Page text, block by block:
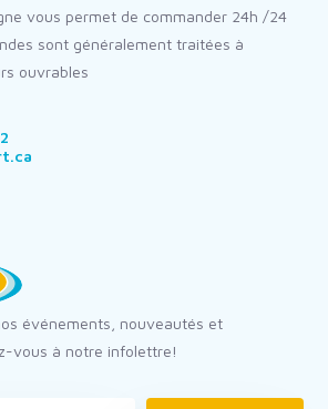
vous permet de commander 24h /24
sont généralement traitées à
ouvrables
événements, nouveautés et
vous à notre infolettre!